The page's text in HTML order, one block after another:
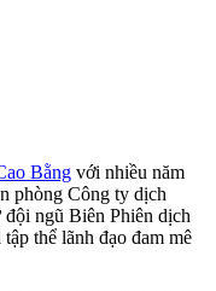
Bằng với nhiều năm
phòng Công ty dịch
ngũ Biên Phiên dịch
thể lãnh đạo đam mê